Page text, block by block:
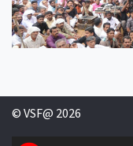
© VSF@ 2026